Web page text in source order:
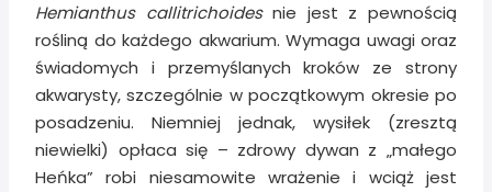
Hemianthus callitrichoidesnie jest z pewnością
rośliną do każdego akwarium. Wymaga uwagi oraz
świadomych i przemyślanych kroków ze strony
akwarysty, szczególnie w początkowym okresie po
posadzeniu. Niemniej jednak, wysiłek (zresztą
niewielki) opłaca się – zdrowy dywan z „małego
Heńka” robi niesamowite wrażenie i wciąż jest